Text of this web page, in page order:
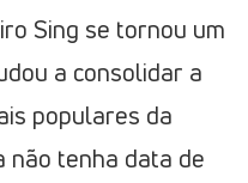
Sing se tornou um
a consolidar a
populares da
não tenha data de